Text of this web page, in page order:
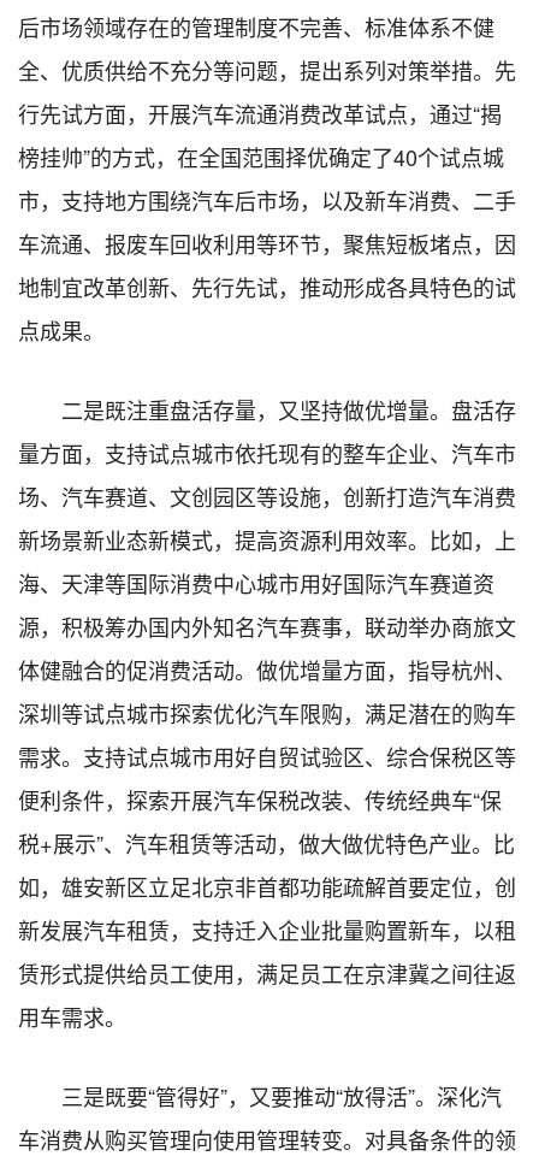
后市场领域存在的管理制度不完善、标准体系不健
全、优质供给不充分等问题，提出系列对策举措。先
行先试方面，开展汽车流通消费改革试点，通过“揭
榜挂帅”的方式，在全国范围择优确定了40个试点城
市，支持地方围绕汽车后市场，以及新车消费、二手
车流通、报废车回收利用等环节，聚焦短板堵点，因
地制宜改革创新、先行先试，推动形成各具特色的试
点成果。
二是既注重盘活存量，又坚持做优增量。盘活存
量方面，支持试点城市依托现有的整车企业、汽车市
场、汽车赛道、文创园区等设施，创新打造汽车消费
新场景新业态新模式，提高资源利用效率。比如，上
海、天津等国际消费中心城市用好国际汽车赛道资
源，积极筹办国内外知名汽车赛事，联动举办商旅文
体健融合的促消费活动。做优增量方面，指导杭州、
深圳等试点城市探索优化汽车限购，满足潜在的购车
需求。支持试点城市用好自贸试验区、综合保税区等
便利条件，探索开展汽车保税改装、传统经典车“保
税+展示”、汽车租赁等活动，做大做优特色产业。比
如，雄安新区立足北京非首都功能疏解首要定位，创
新发展汽车租赁，支持迁入企业批量购置新车，以租
赁形式提供给员工使用，满足员工在京津冀之间往返
用车需求。
三是既要“管得好”，又要推动“放得活”。深化汽
车消费从购买管理向使用管理转变。对具备条件的领